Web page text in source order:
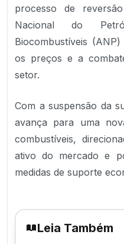
processo de
Nacional do
Biocombustíveis
os preços e a
setor.
Com a suspensão da
avança para uma
combustíveis,
ativo do mercado e
medidas de suporte
Leia Também